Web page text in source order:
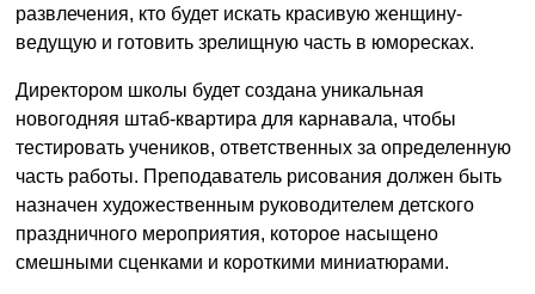
развлечения, кто будет искать красивую женщину-
ведущую и готовить зрелищную часть в юморесках.
Директором школы будет создана уникальная
новогодняя штаб-квартира для карнавала, чтобы
тестировать учеников, ответственных за определенную
часть работы. Преподаватель рисования должен быть
назначен художественным руководителем детского
праздничного мероприятия, которое насыщено
смешными сценками и короткими миниатюрами.